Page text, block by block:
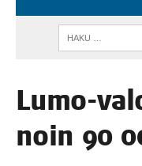
Lumo-
noin 90